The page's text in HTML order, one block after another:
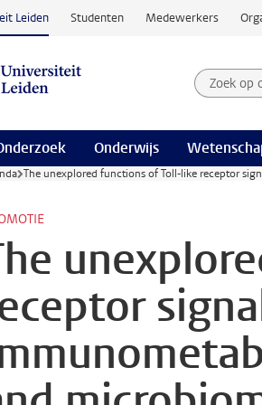
Leiden Studenten Medewerkers
Zoek op
Onderwijs
The unexplored functions of Toll-like receptor